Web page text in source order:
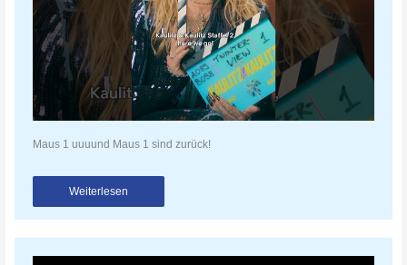
Maus 1 uuuund Maus 1 sind zurück!
Weiterlesen